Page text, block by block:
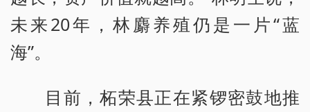
未来20年，林麝养殖仍是一片“蓝
海”。
目前，柘荣县正在紧锣密鼓地推